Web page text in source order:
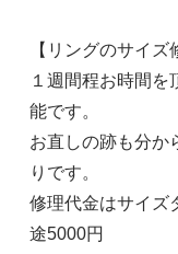
【リングのサイズ
１週間程お時間
能です。
お直しの跡も分か
りです。
修理代金はサイズ
途5000円